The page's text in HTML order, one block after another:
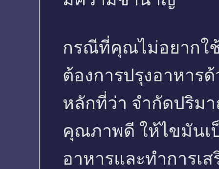
กรณีที่คุณไม่อยากใ
ต้องการปรุงอาหาร
หลักที่ว่า จำกัดปริม
คุณภาพดี ให้ไขมันเ
อาหารและทำการเ